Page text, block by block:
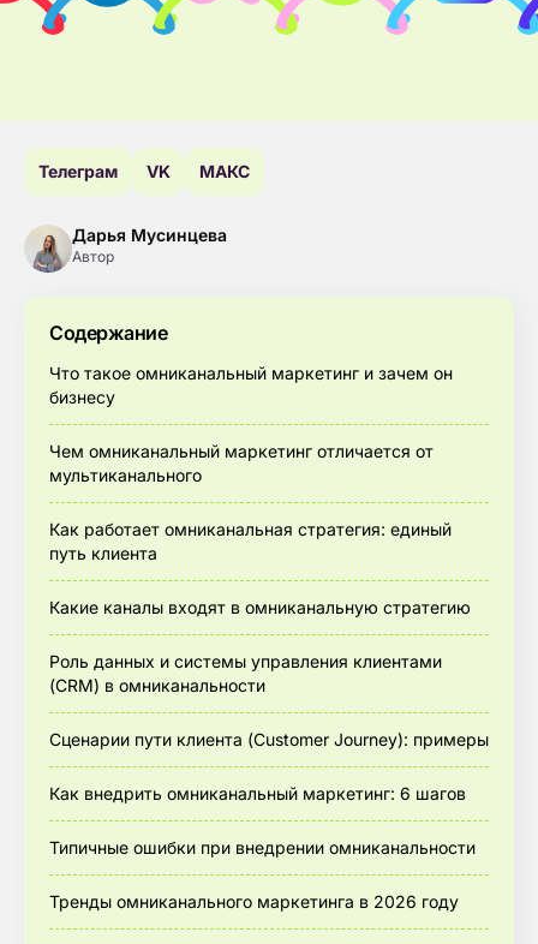
Телеграм VK МАКС
Дарья Мусинцева
Автор
Содержание
Что такое омниканальный маркетинг и зачем он
бизнесу
Чем омниканальный маркетинг отличается от
мультиканального
Как работает омниканальная стратегия: единый
путь клиента
Какие каналы входят в омниканальную стратегию
Роль данных и системы управления клиентами
(CRM) в омниканальности
Сценарии пути клиента (Customer Journey): примеры
Как внедрить омниканальный маркетинг: 6 шагов
Типичные ошибки при внедрении омниканальности
Тренды омниканального маркетинга в 2026 году